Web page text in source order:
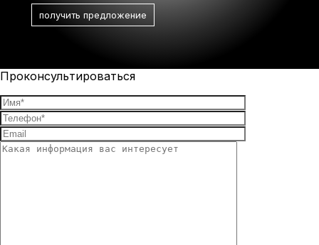
Проконсультироваться